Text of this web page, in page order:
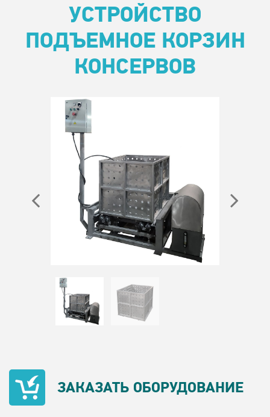
УСТРОЙСТВО
ПОДЪЕМНОЕ КОРЗИН
КОНСЕРВОВ
ЗАКАЗАТЬ ОБОРУДОВАНИЕ